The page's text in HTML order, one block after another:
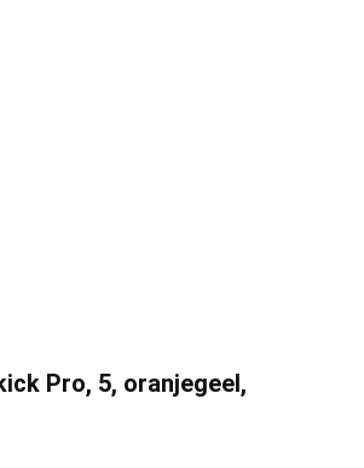
Pro, 5, oranjegeel,